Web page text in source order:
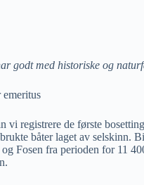
godt med historiske og
vi registrere de første
båter laget av selskinn.
Fosen fra perioden for 11